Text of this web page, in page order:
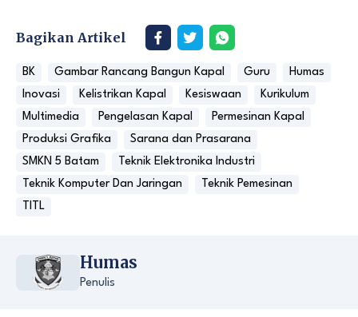
Bagikan Artikel
BK Gambar Rancang Bangun Kapal Guru
Humas
Inovasi
Kelistrikan Kapal Kesiswaan
Kurikulum
Multimedia
Pengelasan Kapal
Permesinan Kapal
Produksi Grafika
Sarana dan Prasarana
SMKN 5 Batam
Teknik Elektronika Industri
Teknik Komputer Dan Jaringan
Teknik Pemesinan
TITL
Humas
Penulis